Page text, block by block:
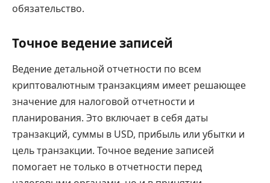
обязательство.
Точное ведение записей
Ведение детальной отчетности по всем
криптовалютным транзакциям имеет решающее
значение для налоговой отчетности и
планирования. Это включает в себя даты
транзакций, суммы в USD, прибыль или убытки и
цель транзакции. Точное ведение записей
помогает не только в отчетности перед